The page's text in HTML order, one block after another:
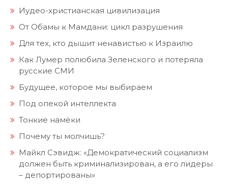
Иудео-христианская цивилизация
От Обамы к Мамдани: цикл разрушения
Для тех, кто дышит ненавистью к Израилю
Как Лумер полюбила Зеленского и потеряла
русские СМИ
Будущее, которое мы выбираем
Под опекой интеллекта
Тонкие намёки
Почему ты молчишь?
Майкл Сэвидж: «Демократический социализм
должен быть криминализирован, а его лидеры
– депортированы»